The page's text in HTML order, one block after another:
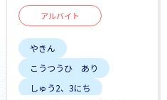
アルバイト
やきん
こうつうひ あり
しゅう2、3にち